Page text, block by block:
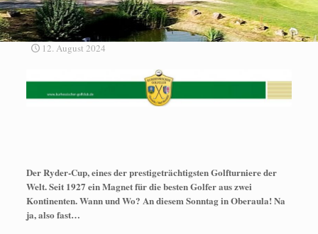
12. August 2024
Der Ryder-Cup, eines der prestigeträchtigsten Golfturniere der
Welt. Seit 1927 ein Magnet für die besten Golfer aus zwei
Kontinenten. Wann und Wo? An diesem Sonntag in Oberaula! Na
ja, also fast…